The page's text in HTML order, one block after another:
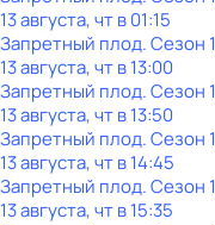
13 августа, чт в 01:15
Запретный плод. Сезон 1
13 августа, чт в 13:00
Запретный плод. Сезон 1
13 августа, чт в 13:50
Запретный плод. Сезон 1
13 августа, чт в 14:45
Запретный плод. Сезон 1
13 августа, чт в 15:35